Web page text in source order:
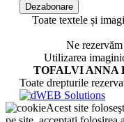
Dezabonare
Toate textele și
Ne
Utilizarea
TOFALVI ANNA
Toate drepturile
Acest site